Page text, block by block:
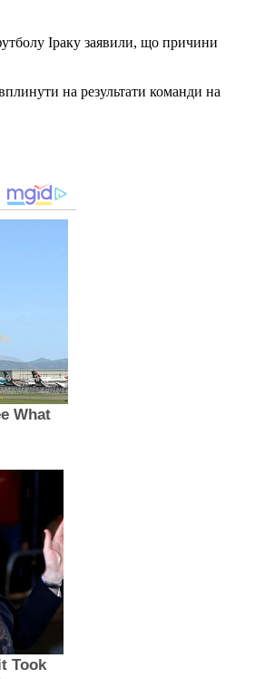
Іраку заявили, що причини
на результати команди на